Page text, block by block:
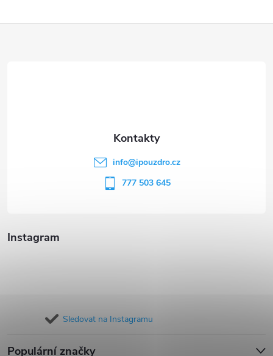
Instagram
Sledovat na Instagramu
Populární značky
info@ipouzdro.cz
777 503 645